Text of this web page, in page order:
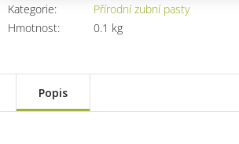
Kategorie:
Přírodní zubní pasty
Hmotnost: 0.1 kg
Popis